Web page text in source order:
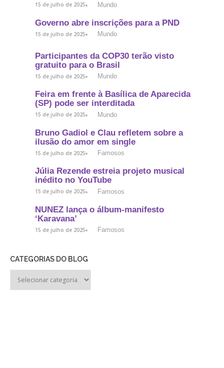
15 de julho de 2025 Mundo
Governo abre inscrições para a PND
15 de julho de 2025 Mundo
Participantes da COP30 terão visto
gratuito para o Brasil
15 de julho de 2025 Mundo
Feira em frente à Basílica de Aparecida
(SP) pode ser interditada
15 de julho de 2025 Mundo
Bruno Gadiol e Clau refletem sobre a
ilusão do amor em single
15 de julho de 2025 Famosos
Júlia Rezende estreia projeto musical
inédito no YouTube
15 de julho de 2025 Famosos
NUNEZ lança o álbum-manifesto
‘Karavana’
15 de julho de 2025 Famosos
CATEGORIAS DO BLOG